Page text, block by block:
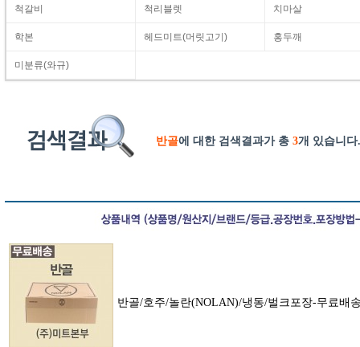
척갈비 척리블렛 치마살
학본 헤드미트(머릿고기) 홍두깨
미분류(와규)
반골에 대한 검색결과가 총 3개 있습니다.
반골/호주/놀란(NOLAN)/냉동/벌크포장-무료배